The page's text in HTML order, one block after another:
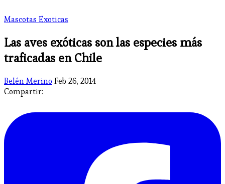
Mascotas Exoticas
Las aves exóticas son las especies más
traficadas en Chile
Belén Merino Feb 26, 2014
Compartir: